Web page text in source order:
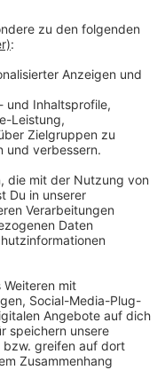
neue
laut dem
nur die
haben.
Leverkusen
Wochenende im
in Leverkusen